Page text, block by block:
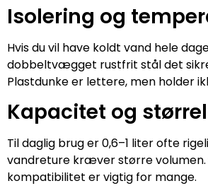
Isolering og
Hvis du vil have koldt vand hele
dobbeltvægget rustfrit stål det
Plastdunke er lettere, men holder
Kapacitet og
Til daglig brug er 0,6–1 liter ofte
vandreture kræver større
kompatibilitet er vigtig for mange.